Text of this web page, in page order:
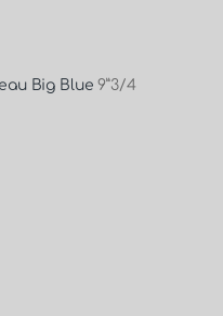
Big Blue9”3/4